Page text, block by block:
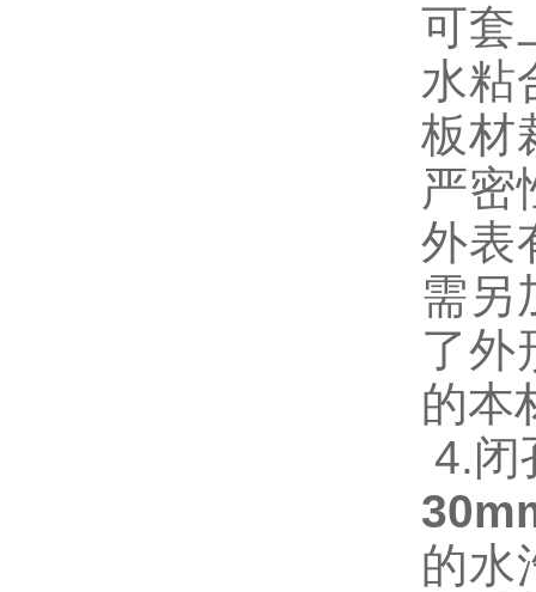
可套
水粘
板材
严密
外表
需另
了外
的本
4.闭
的水